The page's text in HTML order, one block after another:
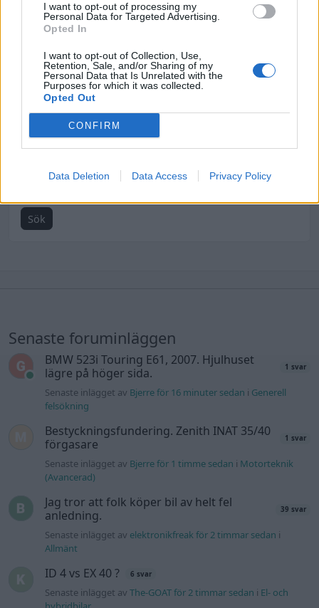
I want to opt-out of processing my
Personal Data for Targeted Advertising.
Opted In
I want to opt-out of Collection, Use,
Retention, Sale, and/or Sharing of my
Personal Data that Is Unrelated with the
Purposes for which it was collected.
Opted Out
CONFIRM
Data Deletion Data Access Privacy Policy
TNybergGarage
257 visningar14 februari 2025
Sortering:
Relevans
Sök
Senaste foruminläggen
BMW 523i Touring E61, 2007. Hjulhuset
lägre på höger sida.
1 svar
Senaste inlägget av Bjerre för 16 minuter sedan i Generell
felsökning
Bestyckningsfundering. Zenith INAT 35/40
förgasare
1 svar
Senaste inlägget av Bjerre för 1 timme sedan i Motorteknik
(Avancerad)
Jag tror att folk köper bil av helt fel
anledning.
39 svar
Senaste inlägget av elektronikfreak för 2 timmar sedan i
Allmänt
ID 4 vs EX 40 ? 6 svar
Senaste inlägget avThe-GOAT för 2 timmar sedan i El- och